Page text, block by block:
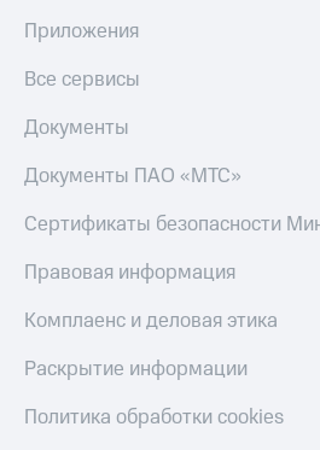
Приложения
Все сервисы
Документы
Документы ПАО «МТС»
Сертификаты безопасности
Правовая информация
Комплаенс и деловая этика
Раскрытие информации
Политика обработки cookies